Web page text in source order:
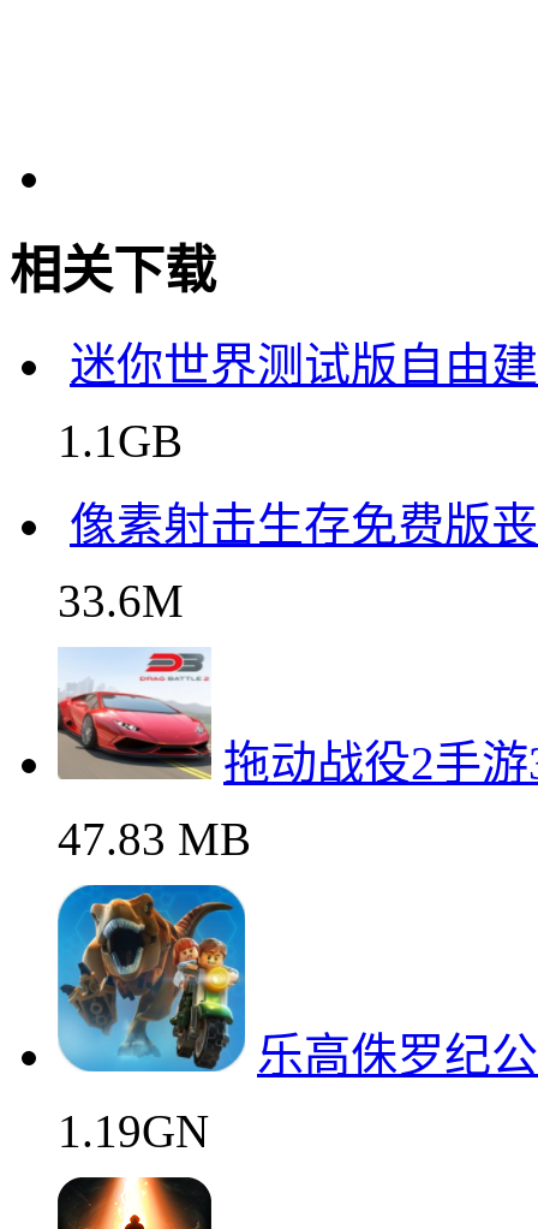
相关下载
迷你世界测试版自由
1.1GB
像素
验
33.6M
拖动战役2手
47.83 MB